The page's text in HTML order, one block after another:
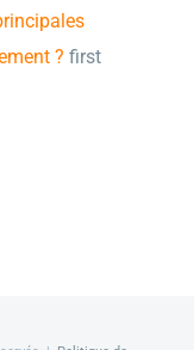
? first